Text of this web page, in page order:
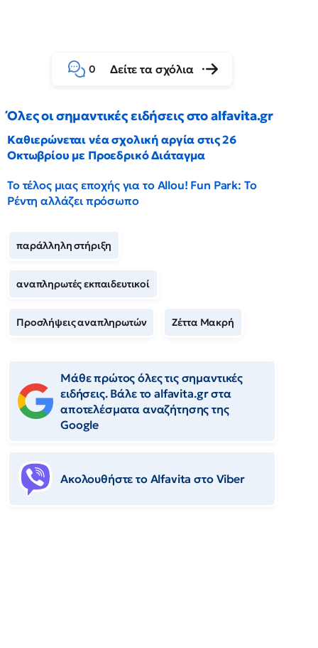
0 Δείτε τα σχόλια
Όλες οι σημαντικές ειδήσεις στο alfavita.gr
Καθιερώνεται νέα σχολική αργία στις 26
Οκτωβρίου με Προεδρικό Διάταγμα
Το τέλος μιας εποχής για το Allou! Fun Park: Το
Ρέντη αλλάζει πρόσωπο
παράλληλη στήριξη
αναπληρωτές εκπαιδευτικοί
Προσλήψεις αναπληρωτών Ζέττα Μακρή
Μάθε πρώτος όλες τις σημαντικές
ειδήσεις. Βάλε το alfavita.gr στα
αποτελέσματα αναζήτησης της
Google
Ακολουθήστε το Αlfavita στο Viber